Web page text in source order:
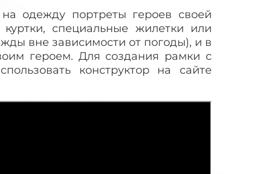
одежду портреты героев своей
специальные жилетки или
вне зависимости от погоды), и в
героем. Для создания рамки с
конструктор на сайте